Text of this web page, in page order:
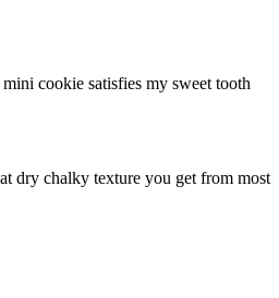
cookie satisfies my sweet tooth
dry chalky texture you get from most